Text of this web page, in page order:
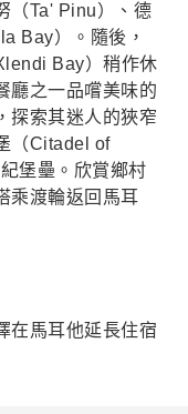
（Ta' Pinu）、德
Bay）。隨後，
Bay）稍作休
廳之一品嚐美味的
探索其迷人的狹窄
（Citadel of
堡壘。欣賞鄉村
乘渡輪返回馬耳
在馬耳他延長住宿